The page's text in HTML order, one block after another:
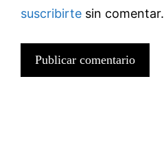
suscribirte sin comentar.